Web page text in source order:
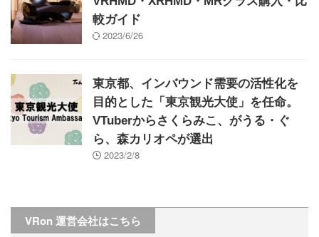
較ガイド
2023/6/26
東京都、インバウンド需要の活性化を
目的とした「東京観光大使」を任命。
VTuberからさくらみこ、がうる・ぐ
ら、森カリオペが選出
2023/2/8
VRon 運営会社はこちら